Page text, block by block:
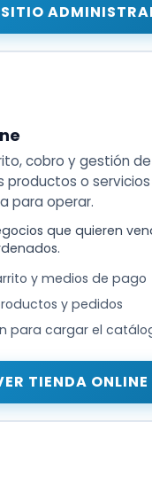
cobro y gestión
productos o
para operar.
que quieren
y medios de pago
y pedidos
para cargar el
TIENDA ONLINE